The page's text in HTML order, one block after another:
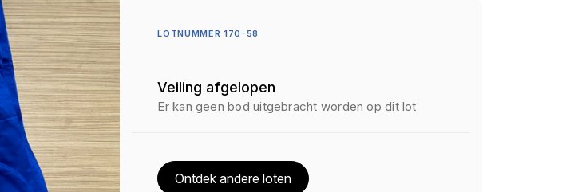
LOTNUMMER 170-58
Veiling afgelopen
Er kan geen bod uitgebracht worden op dit lot
Ontdek andere loten